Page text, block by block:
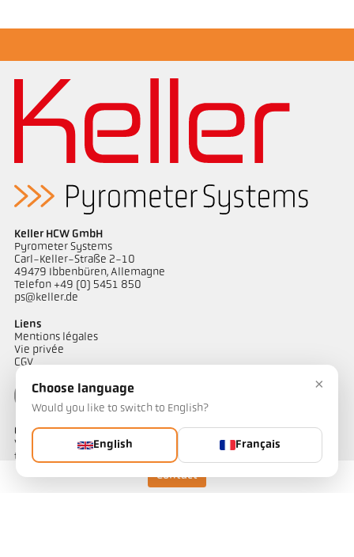
Contact
Keller HCW GmbH
Pyrometer Systems
Carl-Keller-Straße 2-10
49479 Ibbenbüren, Allemagne
Telefon +49 (0) 5451 850
ps@keller.de
Liens
Mentions légales
Vie privée
CGV
Contact
Vous avez des questions concernant nos solutions de mesure de
température ? Notre équipe se tient à votre disposition pour vous
×
Choose language
Would you like to switch to English?
English Français